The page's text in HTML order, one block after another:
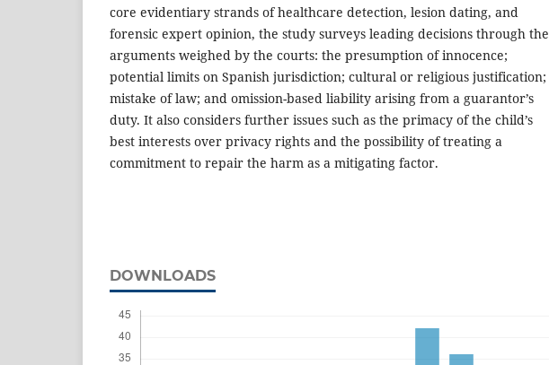
core evidentiary strands of healthcare detection, lesion dating, and
forensic expert opinion, the study surveys leading decisions through the
arguments weighed by the courts: the presumption of innocence;
potential limits on Spanish jurisdiction; cultural or religious justification;
mistake of law; and omission-based liability arising from a guarantor’s
duty. It also considers further issues such as the primacy of the child’s
best interests over privacy rights and the possibility of treating a
commitment to repair the harm as a mitigating factor.
DOWNLOADS